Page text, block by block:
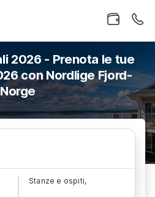
2026 - Prenota le tue
con Nordlige Fjord-
Norge
Stanze e ospiti,